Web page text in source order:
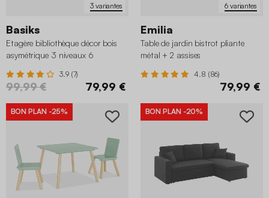
3 variantes
Basiks
Etagère bibliothèque décor bois
asymétrique 3 niveaux 6
3.9 (7)
99,99 € 79,99 €
6 variantes
Emilia
Table de jardin bistrot pliante
métal + 2 assises
4.8 (86)
79,99 €
BON PLAN -25% BON PLAN -20%